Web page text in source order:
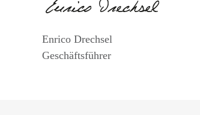
Enrico Drechsel
Geschäftsführer